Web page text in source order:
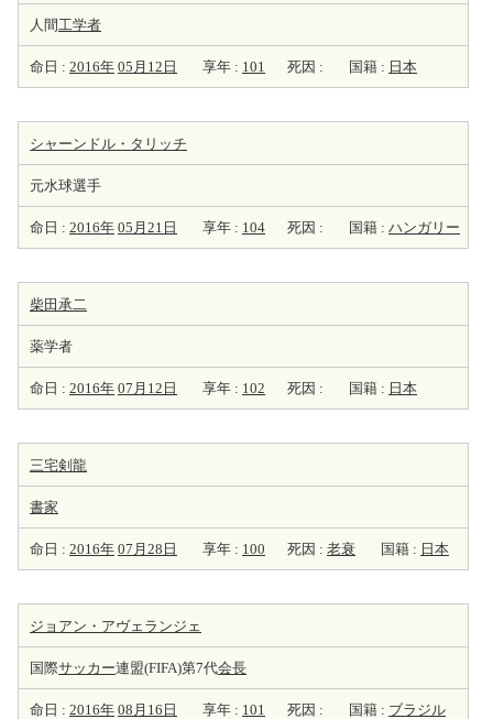
人間工学者
命日 : 2016年 05月12日 享年 : 101 死因 : 国籍 : 日本
シャーンドル・タリッチ
元水球選手
命日 : 2016年 05月21日 享年 : 104 死因 : 国籍 : ハンガリー
柴田承二
薬学者
命日 : 2016年 07月12日 享年 : 102 死因 : 国籍 : 日本
三宅剣龍
書家
命日 : 2016年 07月28日 享年 : 100 死因 : 老衰 国籍 : 日本
ジョアン・アヴェランジェ
国際サッカー連盟(FIFA)第7代会長
命日 : 2016年 08月16日 享年 : 101 死因 : 国籍 : ブラジル